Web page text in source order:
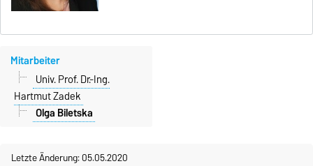
Mitarbeiter
Univ. Prof. Dr.-Ing.
Hartmut Zadek
Olga Biletska
Letzte Änderung: 05.05.2020